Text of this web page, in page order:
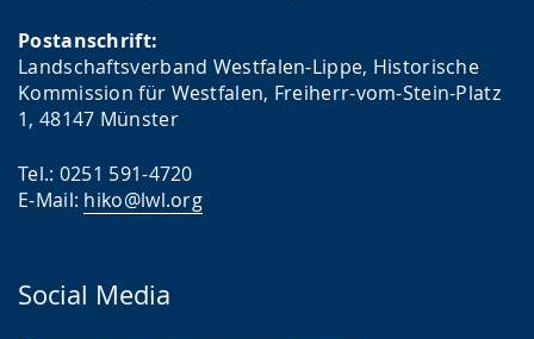
Postanschrift:
Landschaftsverband Westfalen-Lippe, Historische
Kommission für Westfalen, Freiherr-vom-Stein-Platz
1, 48147 Münster
Tel.: 0251 591-4720
E-Mail: hiko@lwl.org
Social Media